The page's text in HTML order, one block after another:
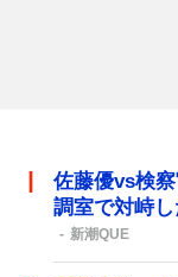
佐藤優vs検
調室で対峙
新潮QUE